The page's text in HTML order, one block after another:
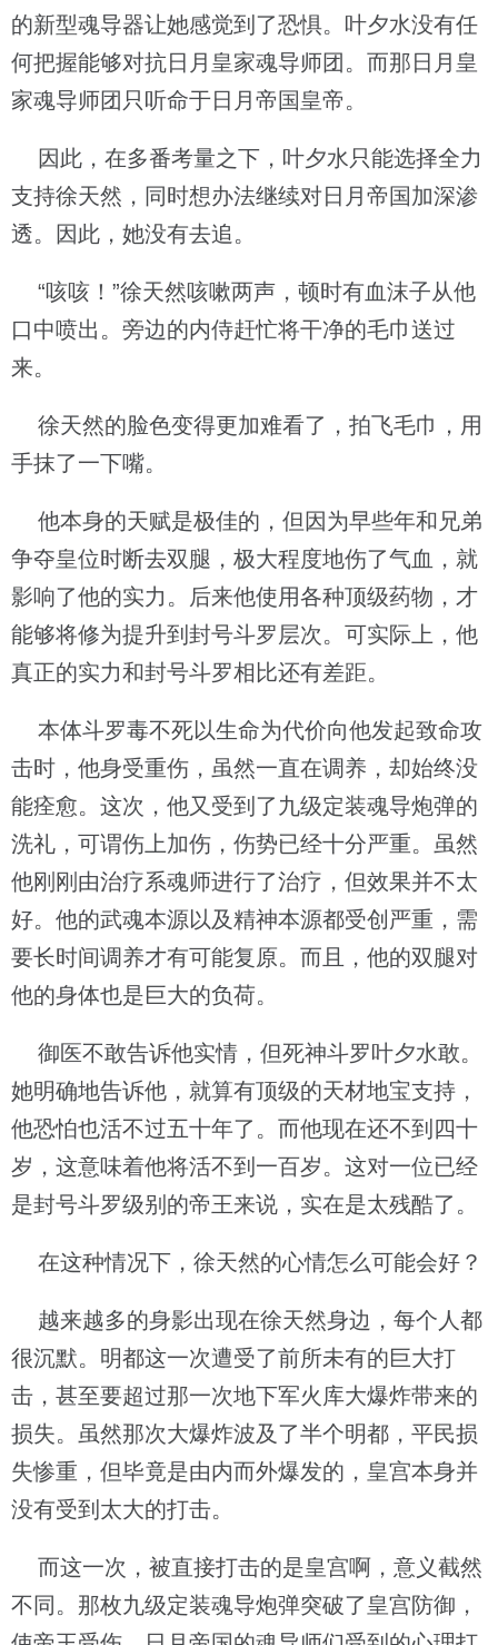
的新型魂导器让她感觉到了恐惧。叶夕水没有任
何把握能够对抗日月皇家魂导师团。而那日月皇
家魂导师团只听命于日月帝国皇帝。
因此，在多番考量之下，叶夕水只能选择全力
支持徐天然，同时想办法继续对日月帝国加深渗
透。因此，她没有去追。
“咳咳！”徐天然咳嗽两声，顿时有血沫子从他
口中喷出。旁边的内侍赶忙将干净的毛巾送过
来。
徐天然的脸色变得更加难看了，拍飞毛巾，用
手抹了一下嘴。
他本身的天赋是极佳的，但因为早些年和兄弟
争夺皇位时断去双腿，极大程度地伤了气血，就
影响了他的实力。后来他使用各种顶级药物，才
能够将修为提升到封号斗罗层次。可实际上，他
真正的实力和封号斗罗相比还有差距。
本体斗罗毒不死以生命为代价向他发起致命攻
击时，他身受重伤，虽然一直在调养，却始终没
能痊愈。这次，他又受到了九级定装魂导炮弹的
洗礼，可谓伤上加伤，伤势已经十分严重。虽然
他刚刚由治疗系魂师进行了治疗，但效果并不太
好。他的武魂本源以及精神本源都受创严重，需
要长时间调养才有可能复原。而且，他的双腿对
他的身体也是巨大的负荷。
御医不敢告诉他实情，但死神斗罗叶夕水敢。
她明确地告诉他，就算有顶级的天材地宝支持，
他恐怕也活不过五十年了。而他现在还不到四十
岁，这意味着他将活不到一百岁。这对一位已经
是封号斗罗级别的帝王来说，实在是太残酷了。
在这种情况下，徐天然的心情怎么可能会好？
越来越多的身影出现在徐天然身边，每个人都
很沉默。明都这一次遭受了前所未有的巨大打
击，甚至要超过那一次地下军火库大爆炸带来的
损失。虽然那次大爆炸波及了半个明都，平民损
失惨重，但毕竟是由内而外爆发的，皇宫本身并
没有受到太大的打击。
而这一次，被直接打击的是皇宫啊，意义截然
不同。那枚九级定装魂导炮弹突破了皇宫防御，